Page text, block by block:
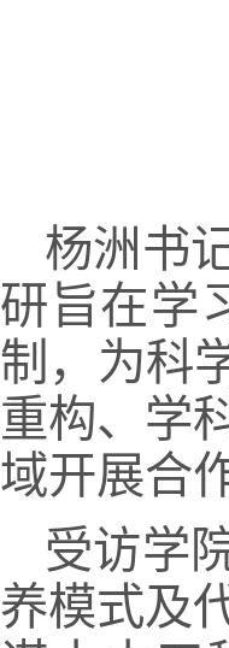
杨洲书
研旨在学
制，为科
重构、学
域开展合
受访学
养模式及